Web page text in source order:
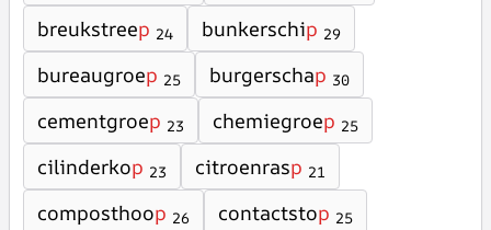
breukstreep 24 bunkerschip 29
bureaugroep 25 burgerschap 30
cementgroep 23 chemiegroep 25
cilinderkop 23 citroenrasp 21
composthoop 26 contactstop 25